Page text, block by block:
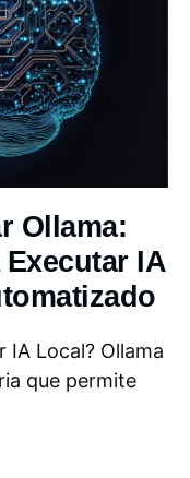
Ollama:
IA
IA Local? Ollama
que permite